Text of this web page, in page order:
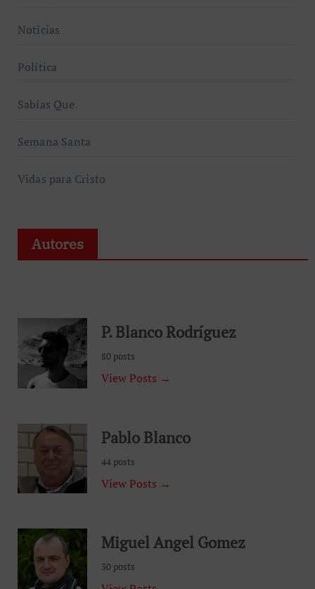
Noticias
Política
Sabías Que
Semana Santa
Vidas para Cristo
Autores
P. Blanco Rodríguez
80 posts
View Posts →
Pablo Blanco
44 posts
View Posts →
Miguel Angel Gomez
30 posts